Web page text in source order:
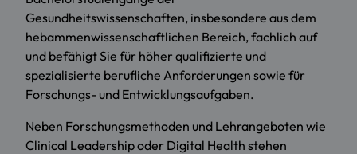
Gesundheitswissenschaften, insbesondere aus dem
hebammenwissenschaftlichen Bereich, fachlich auf
und befähigt Sie für höher qualifizierte und
spezialisierte berufliche Anforderungen sowie für
Forschungs- und Entwicklungsaufgaben.
Neben Forschungsmethoden und Lehrangeboten wie
Clinical Leadership oder Digital Health stehen